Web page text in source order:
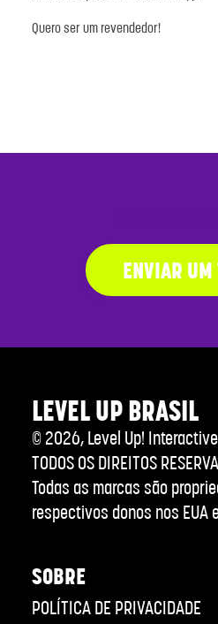
Quero ser um revendedor!
ENVIAR UM
LEVEL UP BRASIL
© 2026, Level Up!
TODOS OS DIREITOS
Todas as marcas são
respectivos donos nos EUA
SOBRE
POLÍTICA DE PRIVACIDADE